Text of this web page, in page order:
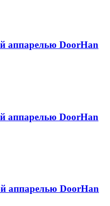
аппарелью DoorHan
аппарелью DoorHan
аппарелью DoorHan